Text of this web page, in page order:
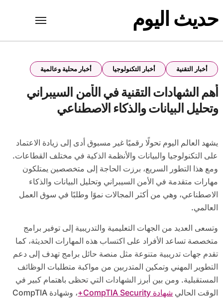
to
content
حديث اليوم
أخبار التقنية أخبار التكنولوجيا أخبار محلية وعالمية
أهم الشهادات التقنية في الأمن السيبراني
وتحليل البيانات والذكاء الاصطناعي
يشهد العالم اليوم تحولًا رقميًا غير مسبوق أدى إلى زيادة الاعتماد
على التكنولوجيا والبيانات والأنظمة الذكية في مختلف القطاعات.
ومع هذا التطور السريع، برزت الحاجة إلى متخصصين يمتلكون
مهارات متقدمة في الأمن السيبراني وتحليل البيانات والذكاء
الاصطناعي، وهي من أكثر المجالات نموًا وطلبًا في سوق العمل
العالمي.
وتسعى العديد من الجهات التعليمية والتدريبية إلى توفير برامج
متخصصة تساعد الأفراد على اكتساب هذه المهارات الحديثة، كما
تقدم جهات تدريبية متنوعة مثل منصة حائل برامج تهدف إلى دعم
التطوير المهني وتمكين المتدربين من مواكبة متطلبات الوظائف
المستقبلية. ومن بين أبرز الشهادات التي تحظى باهتمام كبير في
الوقت الحالي شهادة CompTIA Security+
، وشهادة CompTIA